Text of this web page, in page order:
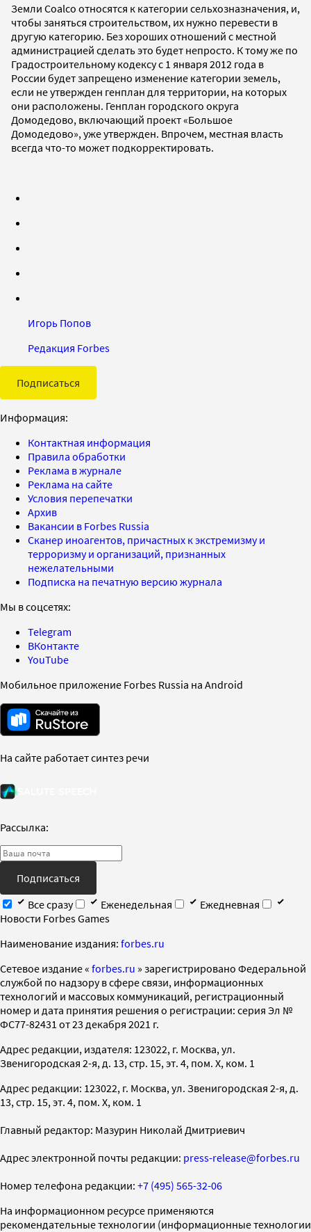
Земли Coalco относятся к категории сельхозназначения, и,
чтобы заняться строительством, их нужно перевести в
другую категорию. Без хороших отношений с местной
администрацией сделать это будет непросто. К тому же по
Градостроительному кодексу с 1 января 2012 года в
России будет запрещено изменение категории земель,
если не утвержден генплан для территории, на которых
они расположены. Генплан городского округа
Домодедово, включающий проект «Большое
Домодедово», уже утвержден. Впрочем, местная власть
всегда что-то может подкорректировать.
Игорь Попов
Редакция Forbes
Подписаться
Информация:
Контактная информация
Правила обработки
Реклама в журнале
Реклама на сайте
Условия перепечатки
Архив
Вакансии в Forbes Russia
Сканер иноагентов, причастных к экстремизму и
терроризму и организаций, признанных
нежелательными
Подписка на печатную версию журнала
Мы в соцсетях:
Telegram
ВКонтакте
YouTube
Мобильное приложение Forbes Russia на Android
На сайте работает синтез речи
Рассылка:
Подписаться
Все сразу
Еженедельная
Ежедневная
Новости Forbes Games
Наименование издания: forbes.ru
Cетевое издание « forbes.ru » зарегистрировано Федеральной
службой по надзору в сфере связи, информационных
технологий и массовых коммуникаций, регистрационный
номер и дата принятия решения о регистрации: серия Эл №
ФС77-82431 от 23 декабря 2021 г.
Адрес редакции, издателя: 123022, г. Москва, ул.
Звенигородская 2-я, д. 13, стр. 15, эт. 4, пом. X, ком. 1
Адрес редакции: 123022, г. Москва, ул. Звенигородская 2-я, д.
13, стр. 15, эт. 4, пом. X, ком. 1
Главный редактор: Мазурин Николай Дмитриевич
Адрес электронной почты редакции: press-release@forbes.ru
Номер телефона редакции: +7 (495) 565-32-06
На информационном ресурсе применяются
рекомендательные технологии (информационные технологии